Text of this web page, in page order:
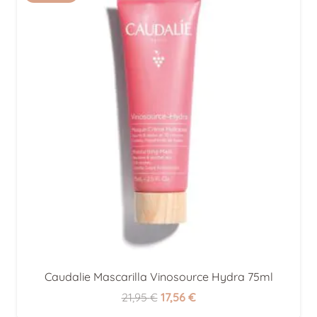
Caudalie Mascarilla Vinosource Hydra 75ml
21,95€ El
17,56 €El